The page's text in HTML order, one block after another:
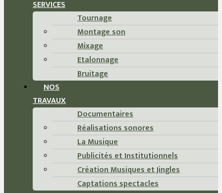
SERVICES
Tournage
Montage son
Mixage
Etalonnage
Bruitage
NOS
TRAVAUX
Documentaires
Réalisations sonores
La Musique
Publicités et Institutionnels
Création Musiques et Jingles
Captations spectacles